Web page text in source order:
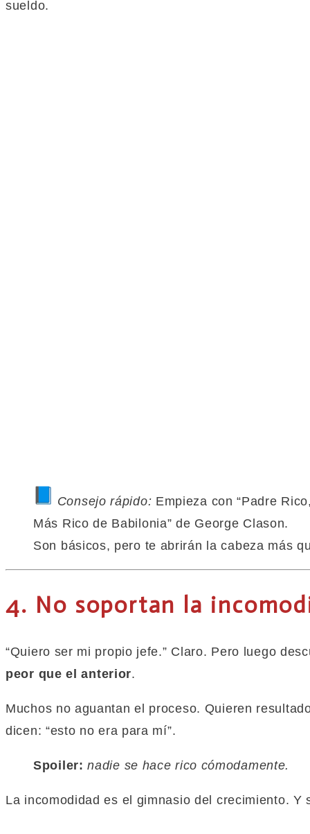
sueldo.
Consejo rápido: Empieza con “Padre
Más Rico de Babilonia” de George Clason.
Son básicos, pero te abrirán la cabeza más
4. No soportan la
“Quiero ser mi propio jefe.” Claro. Pero luego
peor que el anterior.
Muchos no aguantan el proceso. Quieren
dicen: “esto no era para mí”.
Spoiler: nadie se hace rico cómodamente.
La incomodidad es el gimnasio del crecimiento.